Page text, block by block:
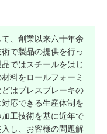
ム
士インタビュー
・施工代理店募集
、創業以来六十年余
で製品の提供を行っ
ではスチールをはじ
料をロールフォーミ
はプレスブレーキの
応できる生産体制を
工技術を基に近年で
し、お客様の問題解